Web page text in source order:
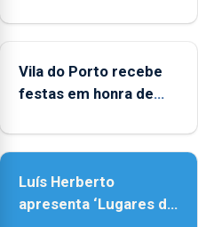
Porto
Vila do Porto recebe
festas em honra de
Assunção
Luís Herberto
apresenta ‘Lugares da